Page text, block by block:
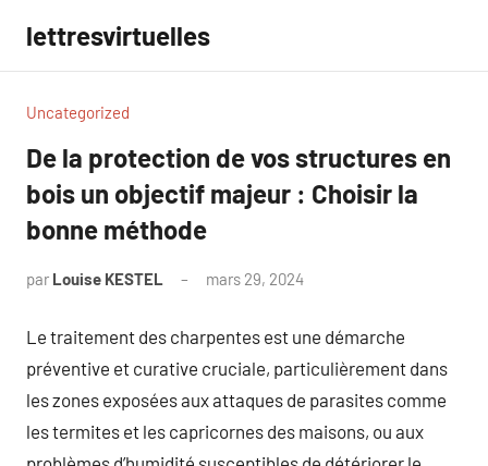
contenu
lettresvirtuelles
Uncategorized
De la protection de vos structures en
bois un objectif majeur : Choisir la
bonne méthode
par Louise KESTEL mars 29, 2024
Le traitement des charpentes est une démarche
préventive et curative cruciale, particulièrement dans
les zones exposées aux attaques de parasites comme
les termites et les capricornes des maisons, ou aux